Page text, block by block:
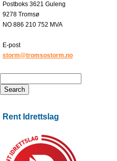
Postboks 3621 Guleng
9278 Tromsø
NO 886 210 752 MVA
E-post
storm@tromsostorm.no
Rent Idrettslag